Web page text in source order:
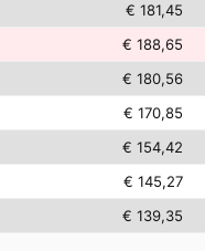
€ 181,45
€ 188,65
€ 180,56
€ 170,85
€ 154,42
€ 145,27
€ 139,35